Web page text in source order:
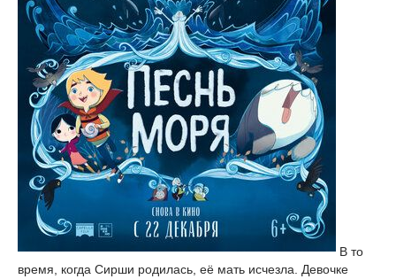
В то
время, когда Сирши родилась, её мать исчезла. Девочке